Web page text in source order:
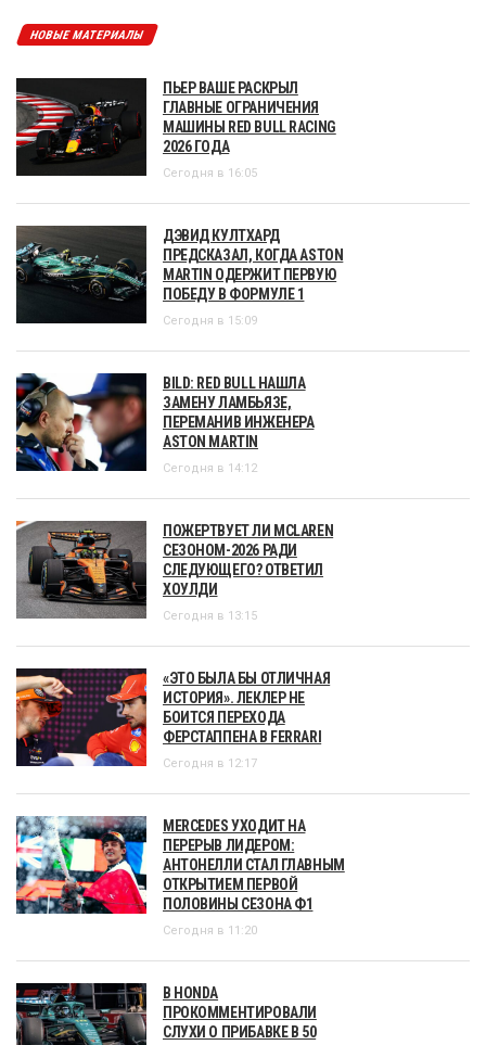
НОВЫЕ МАТЕРИАЛЫ
ПЬЕР ВАШЕ РАСКРЫЛ
ГЛАВНЫЕ ОГРАНИЧЕНИЯ
МАШИНЫ RED BULL RACING
2026 ГОДА
Сегодня в 16:05
ДЭВИД КУЛТХАРД
ПРЕДСКАЗАЛ, КОГДА ASTON
MARTIN ОДЕРЖИТ ПЕРВУЮ
ПОБЕДУ В ФОРМУЛЕ 1
Сегодня в 15:09
BILD: RED BULL НАШЛА
ЗАМЕНУ ЛАМБЬЯЗЕ,
ПЕРЕМАНИВ ИНЖЕНЕРА
ASTON MARTIN
Сегодня в 14:12
ПОЖЕРТВУЕТ ЛИ MCLAREN
СЕЗОНОМ-2026 РАДИ
СЛЕДУЮЩЕГО? ОТВЕТИЛ
ХОУЛДИ
Сегодня в 13:15
«ЭТО БЫЛА БЫ ОТЛИЧНАЯ
ИСТОРИЯ». ЛЕКЛЕР НЕ
БОИТСЯ ПЕРЕХОДА
ФЕРСТАППЕНА В FERRARI
Сегодня в 12:17
MERCEDES УХОДИТ НА
ПЕРЕРЫВ ЛИДЕРОМ:
АНТОНЕЛЛИ СТАЛ ГЛАВНЫМ
ОТКРЫТИЕМ ПЕРВОЙ
ПОЛОВИНЫ СЕЗОНА Ф1
Сегодня в 11:20
В HONDA
ПРОКОММЕНТИРОВАЛИ
СЛУХИ О ПРИБАВКЕ В 50